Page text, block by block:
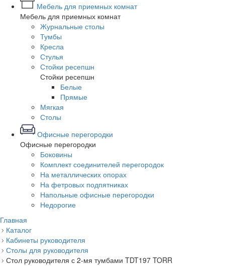
Мебель для приемных комнат
Мебель для приемных комнат
Журнальные столы
Тумбы
Кресла
Стулья
Стойки ресепшн
Стойки ресепшн
Белые
Прямые
Мягкая
Столы
Офисные перегородки
Офисные перегородки
Боковины
Комплект соединителей перегородок
На металлических опорах
На фетровых подпятниках
Напольные офисные перегородки
Недорогие
Главная
Каталог
Кабинеты руководителя
Столы для руководителя
Стол руководителя с 2-мя тумбами TDT197 TORR